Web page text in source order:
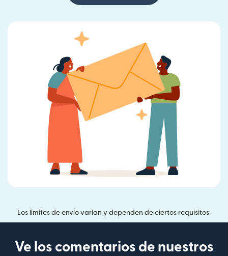
Los límites de envío varían y dependen de ciertos requisitos.
Ve los comentarios de nuestros